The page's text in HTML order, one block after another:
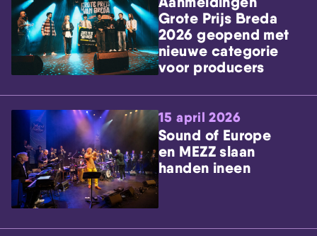
Grote Prijs Breda
2026 geopend met
nieuwe categorie
voor producers
15 april 2026
Sound of Europe
en MEZZ slaan
handen ineen